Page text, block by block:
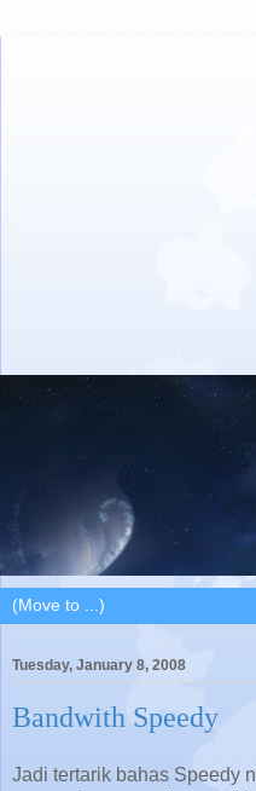
Tuesday, January 8, 2008
Bandwith Speedy
Jadi tertarik bahas Speedy